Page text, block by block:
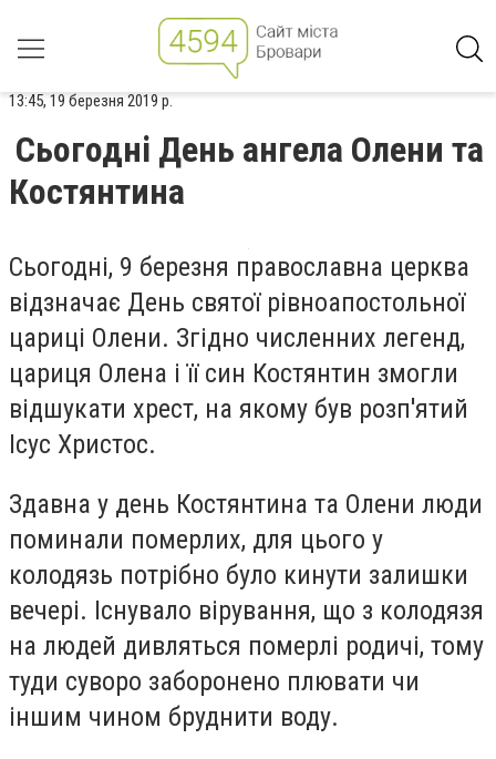
13:45, 19 березня 2019 р.
Сьогодні День ангела Олени та
Костянтина
Сьогодні, 9 березня православна церква
відзначає День святої рівноапостольної
цариці Олени. Згідно численних легенд,
цариця Олена і її син Костянтин змогли
відшукати хрест, на якому був розп'ятий
Ісус Христос.
Здавна у день Костянтина та Олени люди
поминали померлих, для цього у
колодязь потрібно було кинути залишки
вечері. Існувало вірування, що з колодязя
на людей дивляться померлі родичі, тому
туди суворо заборонено плювати чи
іншим чином бруднити воду.